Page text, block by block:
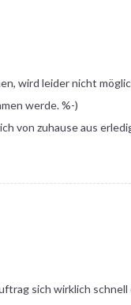
wird leider nicht
werde. %-)
von zuhause aus
sich wirklich